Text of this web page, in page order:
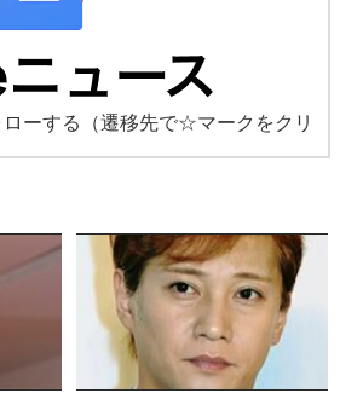
ーする
（遷移先で☆マークをクリ